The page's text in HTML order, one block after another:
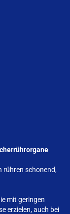
rühren schonend,
mit geringen
erzielen, auch bei